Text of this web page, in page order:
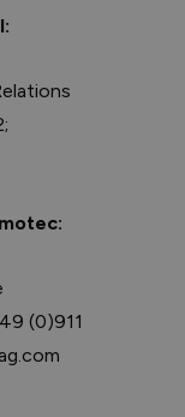
(0)911